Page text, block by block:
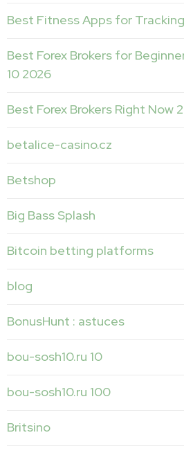
Best Fitness Apps for
Best Forex Brokers for
10 2026
Best Forex Brokers Right Now
betalice-casino.cz
Betshop
Big Bass Splash
Bitcoin betting platforms
blog
BonusHunt : astuces
bou-sosh10.ru 10
bou-sosh10.ru 100
Britsino